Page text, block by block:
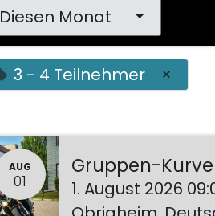
Diesen Monat
3 - 4 Teilnehmer ×
AUG
01
Gruppen-
1. August 2026